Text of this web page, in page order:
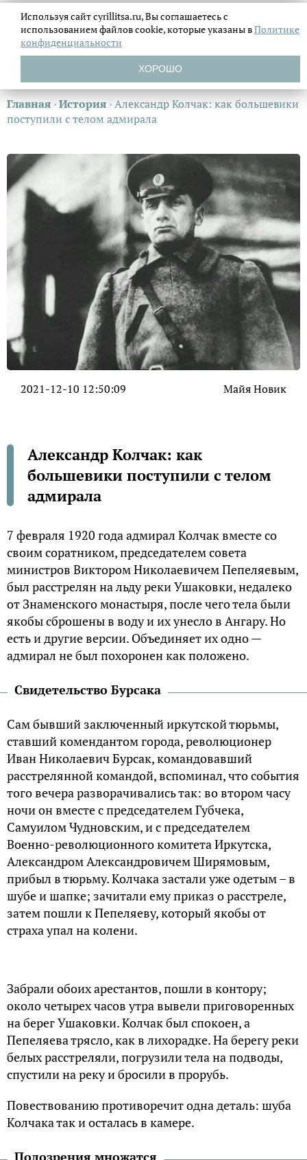
Главная ›История ›Александр Колчак: как большевики
поступили с телом адмирала
2021-12-10 12:50:09 Майя Новик
Александр Колчак: как
большевики поступили с телом
адмирала
7 февраля 1920 года адмирал Колчак вместе со
своим соратником, председателем совета
министров Виктором Николаевичем Пепеляевым,
был расстрелян на льду реки Ушаковки, недалеко
от Знаменского монастыря, после чего тела были
якобы сброшены в воду и их унесло в Ангару. Но
есть и другие версии. Объединяет их одно —
адмирал не был похоронен как положено.
Свидетельство Бурсака
Сам бывший заключенный иркутской тюрьмы,
ставший комендантом города, революционер
Иван Николаевич Бурсак, командовавший
расстрелянной командой, вспоминал, что события
того вечера разворачивались так: во втором часу
ночи он вместе с председателем Губчека,
Самуилом Чудновским, и с председателем
Военно-революционного комитета Иркутска,
Александром Александровичем Ширямовым,
прибыл в тюрьму. Колчака застали уже одетым – в
шубе и шапке; зачитали ему приказ о расстреле,
затем пошли к Пепеляеву, который якобы от
страха упал на колени.
Забрали обоих арестантов, пошли в контору;
около четырех часов утра вывели приговоренных
на берег Ушаковки. Колчак был спокоен, а
Пепеляева трясло, как в лихорадке. На берегу реки
белых расстреляли, погрузили тела на подводы,
спустили на реку и бросили в прорубь.
Повествованию противоречит одна деталь: шуба
Колчака так и осталась в камере.
Подозрения множатся
Используя сайт cyrillitsa.ru, Вы соглашаетесь с
использованием файловcookie, которые указаны вПолитике
конфиденциальности
ХОРОШО